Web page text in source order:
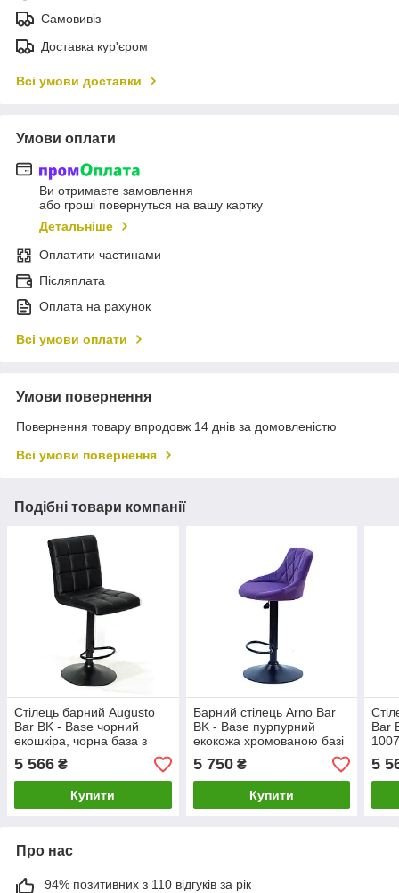
Самовивіз
Доставка кур'єром
Всі умови доставки
Умови оплати
Ви отримаєте замовлення
або гроші повернуться на вашу картку
Детальніше
Оплатити частинами
Післяплата
Оплата на рахунок
Всі умови оплати
Умови повернення
Повернення товару впродовж 14 днів за домовленістю
Всі умови повернення
Подібні товари компанії
Стілець барний Augusto
Bar BK - Base чорний
екошкіра, чорна база з
регулюванням висоти
сидіння
5 566 ₴
Купити
Барний стілець Arno Bar
BK - Base пурпурний
екокожа хромованою базі
з підніжкою з
регулюванням висоти
5 750₴
Купити
Bar
з
5
Про нас
94% позитивних з 110 відгуків за рік